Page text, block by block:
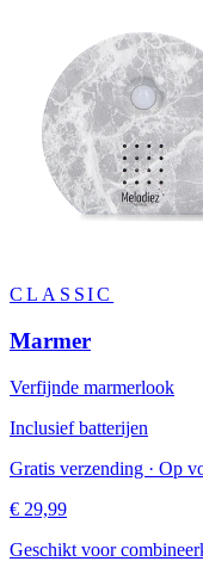
CLASSIC
Marmer
Verfijnde marmerlook
Inclusief batterijen
Gratis verzending · Op
€ 29,99
Geschikt voor